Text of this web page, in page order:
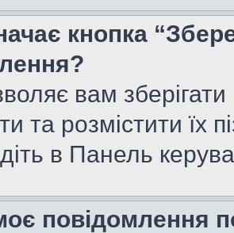
кнопка
вам
та розмістити їх
в Панель
повідомлення